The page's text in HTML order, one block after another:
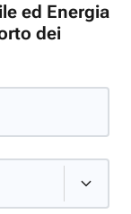
ed Energia
dei